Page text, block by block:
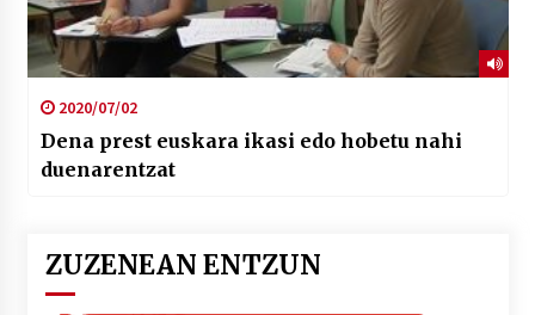
2020/07/02
Dena prest euskara ikasi edo hobetu nahi
duenarentzat
ZUZENEAN ENTZUN